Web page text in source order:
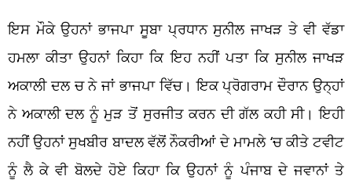
ਇਸ ਮੌਕੇ ਉਹਨਾਂ ਭਾਜਪਾ ਸੂਬਾ ਪ੍ਰਧਾਨ ਸੁਨੀਲ ਜਾਖੜ ਤੇ ਵੀ ਵੱਡਾ
ਹਮਲਾ ਕੀਤਾ ਉਹਨਾਂ ਕਿਹਾ ਕਿ ਇਹ ਨਹੀਂ ਪਤਾ ਕਿ ਸੁਨੀਲ ਜਾਖੜ
ਅਕਾਲੀ ਦਲ ਚ ਨੇ ਜਾਂ ਭਾਜਪਾ ਵਿੱਚ। ਇਕ ਪ੍ਰੋਗਰਾਮ ਦੌਰਾਨ ਉਨ੍ਹਾਂ
ਨੇ ਅਕਾਲੀ ਦਲ ਨੂੰ ਮੁੜ ਤੋਂ ਸੁਰਜੀਤ ਕਰਨ ਦੀ ਗੱਲ ਕਹੀ ਸੀ। ਇਹੀ
ਨਹੀਂ ਉਹਨਾਂ ਸੁਖਬੀਰ ਬਾਦਲ ਵੱਲੋਂ ਨੌਕਰੀਆਂ ਦੇ ਮਾਮਲੇ ‘ਚ ਕੀਤੇ ਟਵੀਟ
ਨੂੰ ਲੈ ਕੇ ਵੀ ਬੋਲਦੇ ਹੋਏ ਕਿਹਾ ਕਿ ਉਹਨਾਂ ਨੂੰ ਪੰਜਾਬ ਦੇ ਜਵਾਨਾਂ ਤੇ